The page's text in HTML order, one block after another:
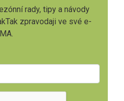
rady, tipy a návody
zpravodaji ve své e-